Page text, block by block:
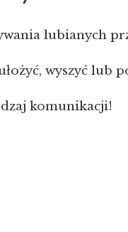
lubianych
wyszyć lub
komunikacji!
obsługę.